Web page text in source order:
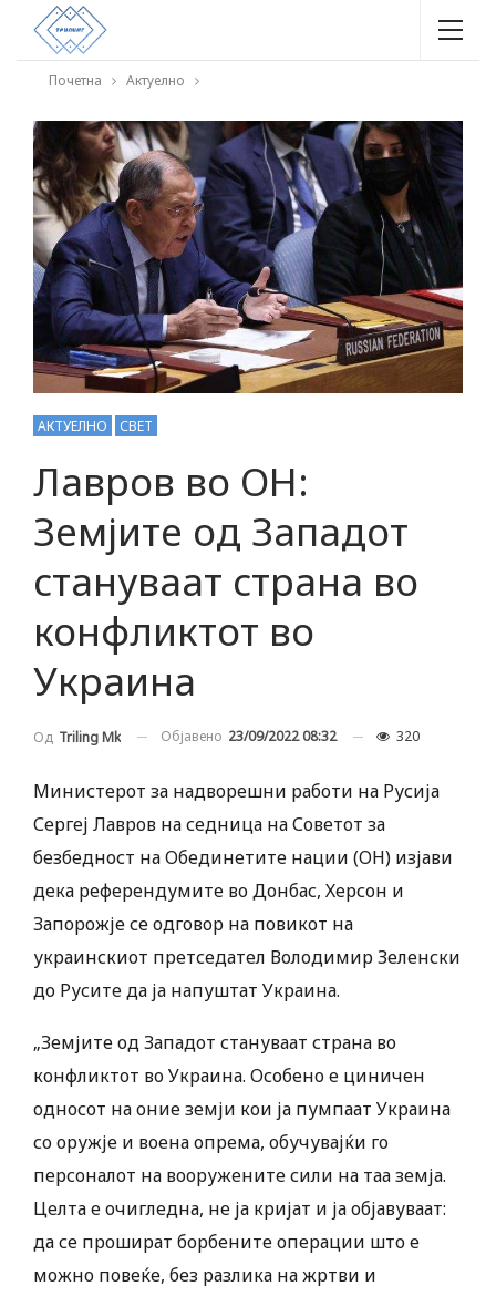
Почетна Актуелно
АКТУЕЛНО СВЕТ
Лавров во ОН:
Земјите од Западот
стануваат страна во
конфликтот во
Украина
Од Triling Mk Објавено 23/09/2022 08:32 320
Министерот за надворешни работи на Русија
Сергеј Лавров на седница на Советот за
безбедност на Обединетите нации (ОН) изјави
дека референдумите во Донбас, Херсон и
Запорожје се одговор на повикот на
украинскиот претседател Володимир Зеленски
до Русите да ја напуштат Украина.
„Земјите од Западот стануваат страна во
конфликтот во Украина. Особено е циничен
односот на оние земји кои ја пумпаат Украина
со оружје и воена опрема, обучувајќи го
персоналот на вооружените сили на таа земја.
Целта е очигледна, не ја кријат и ја објавуваат:
да се прошират борбените операции што е
можно повеќе, без разлика на жртви и